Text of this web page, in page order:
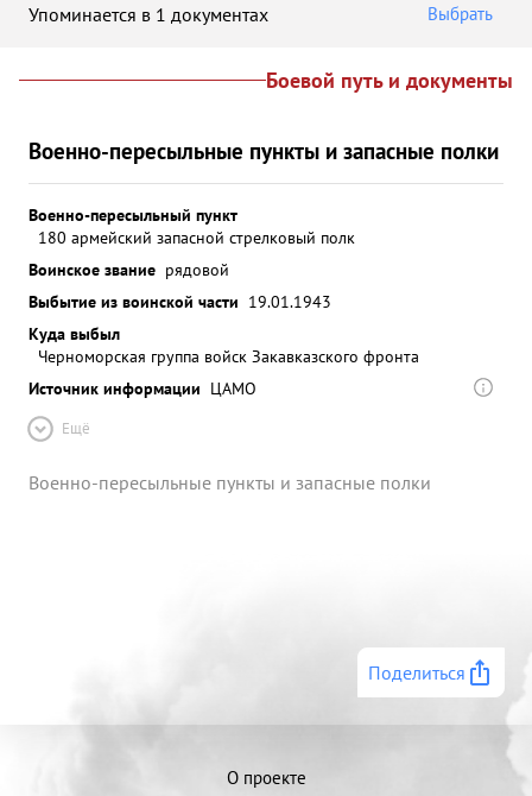
Упоминается в 1 документах Выбрать
Боевой путь и документы
Военно-пересыльные пункты и запасные полки
Военно-пересыльный пункт
180 армейский запасной стрелковый полк
Воинское звание рядовой
Выбытие из воинской части 19.01.1943
Куда выбыл
Черноморская группа войск Закавказского фронта
Источник информации ЦАМО
Ещё
Военно-пересыльные пункты и запасные полки
Поделиться
О проекте